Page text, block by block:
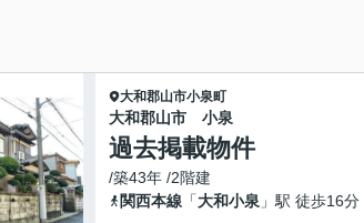
大和郡山市小泉町
大和郡山市 小泉
過去掲載物件
/築43年 /2階建
関西本線 「大和小泉 」駅 徒歩16分